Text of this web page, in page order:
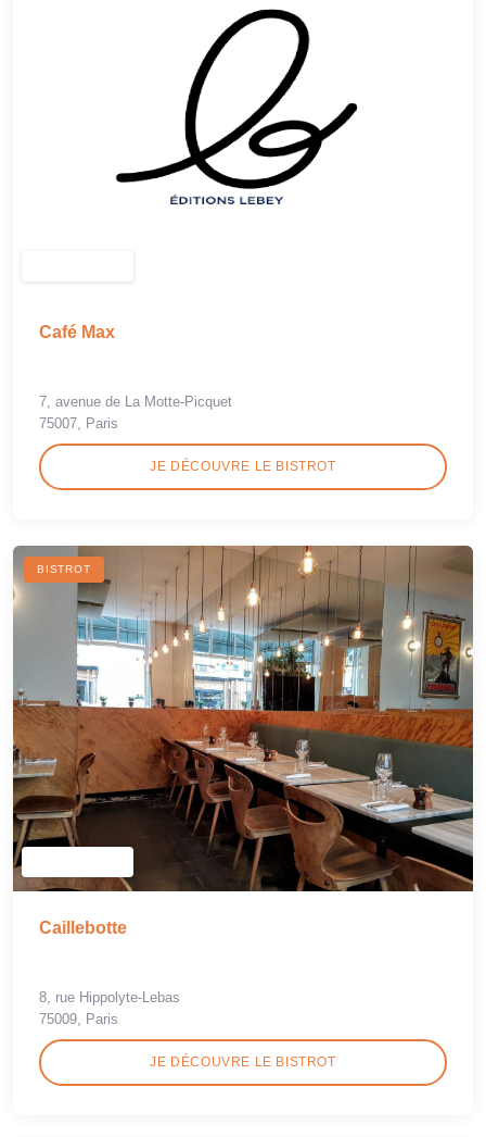
Café Max
7, avenue de La Motte-Picquet
75007, Paris
JE DÉCOUVRE LE BISTROT
BISTROT
Caillebotte
8, rue Hippolyte-Lebas
75009, Paris
JE DÉCOUVRE LE BISTROT